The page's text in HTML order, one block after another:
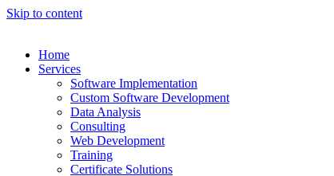
Skip to content
Home
Services
Software Implementation
Custom Software Development
Data Analysis
Consulting
Web Development
Training
Certificate Solutions